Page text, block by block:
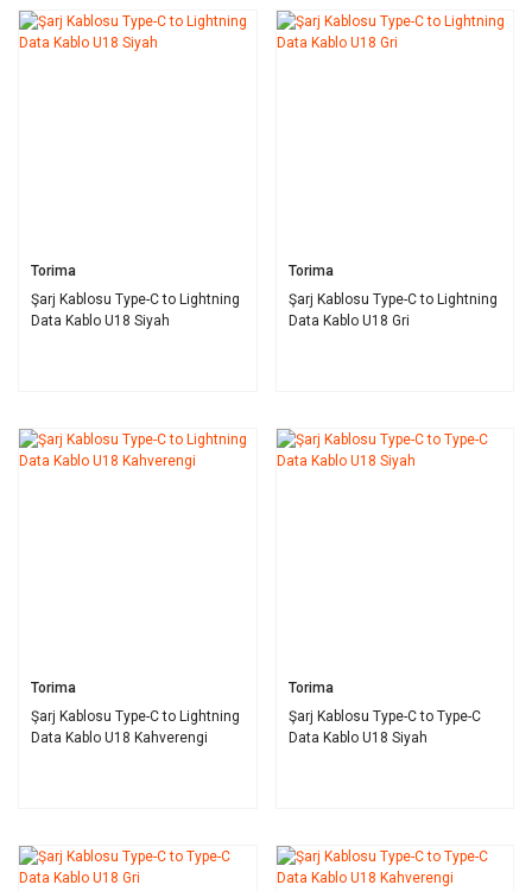
Torima
Şarj Kablosu Type-C to Lightning
Data Kablo U18 Siyah
Torima
Şarj Kablosu Type-C to Lightning
Data Kablo U18 Gri
Torima
Şarj Kablosu Type-C to Lightning
Data Kablo U18 Kahverengi
Torima
Şarj Kablosu Type-C to Type-C
Data Kablo U18 Siyah